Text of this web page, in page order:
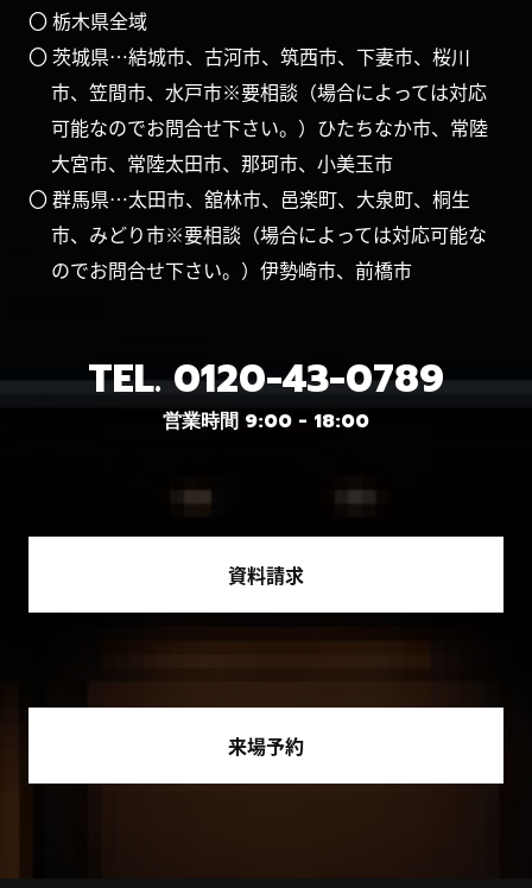
〇 栃木県全域
〇 茨城県…結城市、古河市、筑西市、下妻市、桜川
市、笠間市、水戸市※要相談（場合によっては対応
可能なのでお問合せ下さい。）ひたちなか市、常陸
大宮市、常陸太田市、那珂市、小美玉市
〇 群馬県…太田市、舘林市、邑楽町、大泉町、桐生
市、みどり市※要相談（場合によっては対応可能な
のでお問合せ下さい。）伊勢崎市、前橋市
TEL. 0120-43-0789
営業時間 9:00 - 18:00
資料請求
来場予約